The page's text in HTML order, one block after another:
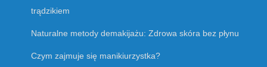
trądzikiem
Naturalne metody demakijażu: Zdrowa skóra bez płynu
Czym zajmuje się manikiurzystka?